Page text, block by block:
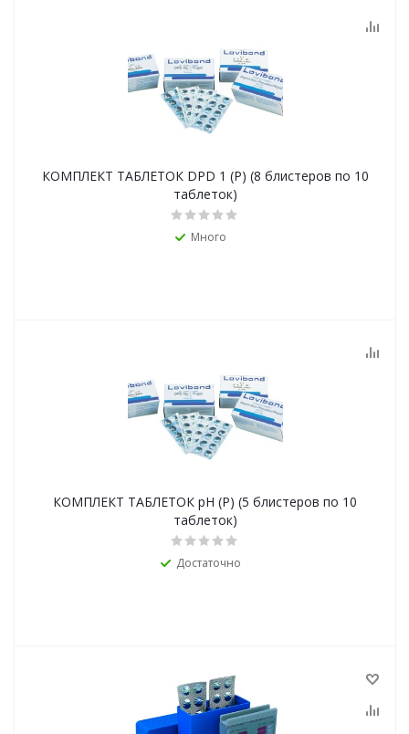
КОМПЛЕКТ ТАБЛЕТОК DPD 1 (Р) (8 блистеров по 10
таблеток)
Много
КОМПЛЕКТ ТАБЛЕТОК pH (Р) (5 блистеров по 10
таблеток)
Достаточно